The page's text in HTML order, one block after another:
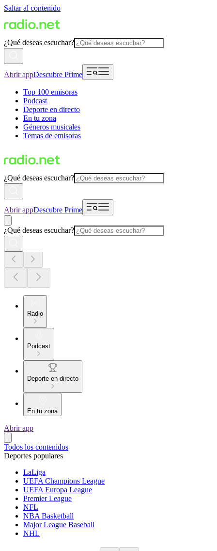
Saltar al contenido
¿Qué deseas escuchar?
Abrir appDescubre Prime
Top 100 emisoras
Podcast
Deporte en directo
En tu zona
Géneros musicales
Temas de emisoras
¿Qué deseas escuchar?
Abrir appDescubre Prime
¿Qué deseas escuchar?
Radio
Podcast
Deporte en directo
En tu zona
Abrir app
Todos los contenidos
Deportes populares
LaLiga
UEFA Champions League
UEFA Europa League
Premier League
NFL
NBA Basketball
Major League Baseball
NHL